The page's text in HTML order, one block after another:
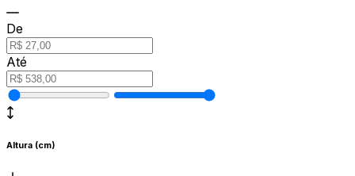
De
Até
Altura (cm)